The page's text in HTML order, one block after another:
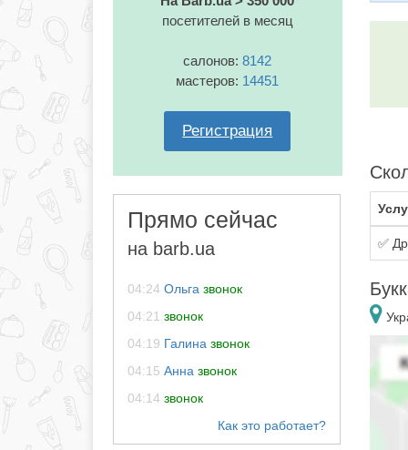
посетителей в месяц
салонов:8142
мастеров: 14451
Регистрация
Прямо сейчас
на barb.ua
04:24 Ольга звонок
04:21 звонок
04:19 Галина звонок
04:15 Анна звонок
04:14 звонок
✅